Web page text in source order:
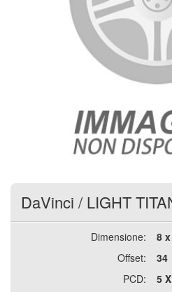
DaVinci / LIGHT
Dimensione:
8
Offset:
34
PCD:
5